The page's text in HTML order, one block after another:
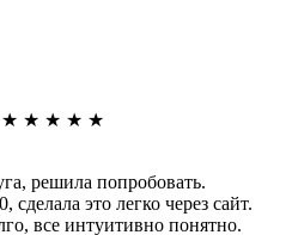
★ ★ ★ ★ ★
решила попробовать.
сделала это легко через сайт.
все интуитивно понятно.